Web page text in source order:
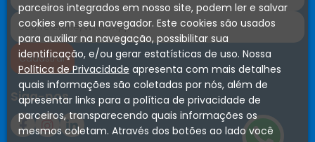
Siga-nos
parceiros integrados em nosso site, podem ler e salvar
cookies em seu navegador. Este cookies são usados
para auxiliar na navegação, possibilitar sua
identificação, e/ou gerar estatísticas de uso. Nossa
Política de Privacidade apresenta com mais detalhes
quais informações são coletadas por nós, além de
apresentar links para a política de privacidade de
parceiros, transparecendo quais informações os
mesmos coletam. Através dos botões ao lado você